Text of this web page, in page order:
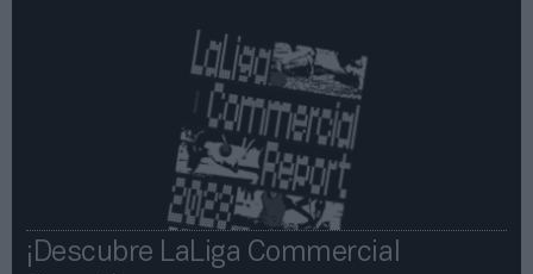
¡Descubre LaLiga Commercial